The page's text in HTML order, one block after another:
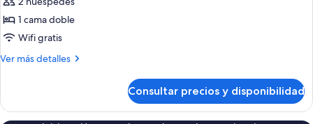
Habitación
panorámica
1 cama doble
Wifi gratis
Ver más detalles
Más
panorámica
doble
Consultar precios y disponibilidad